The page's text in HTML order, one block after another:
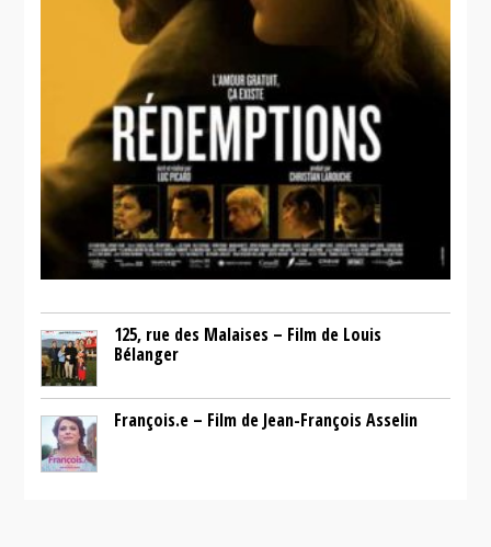
125, rue des Malaises – Film de Louis
Bélanger
François.e – Film de Jean-François Asselin